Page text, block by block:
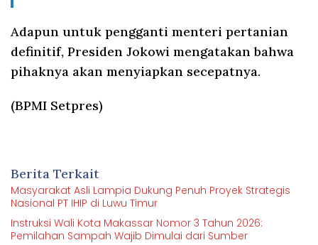
Adapun untuk pengganti menteri pertanian
definitif, Presiden Jokowi mengatakan bahwa
pihaknya akan menyiapkan secepatnya.
(BPMI Setpres)
Berita Terkait
Masyarakat Asli Lampia Dukung Penuh Proyek Strategis
Nasional PT IHIP di Luwu Timur
Instruksi Wali Kota Makassar Nomor 3 Tahun 2026:
Pemilahan Sampah Wajib Dimulai dari Sumber